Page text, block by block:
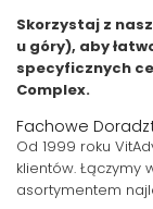
Skorzystaj z
u góry), aby
specyficznych
Complex.
Fachowe
Od 1999 roku
klientów. Łączymy
asortymentem